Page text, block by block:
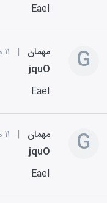
EaeI
G مهمان | ۱۱ ماه قبل
jquO
EaeI
G مهمان | ۱۱ ماه قبل
jquO
EaeI